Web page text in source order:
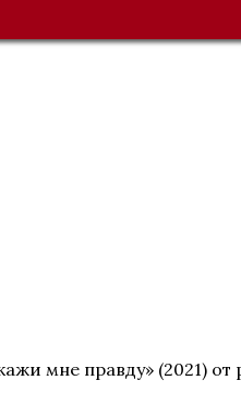
мне правду» (2021)